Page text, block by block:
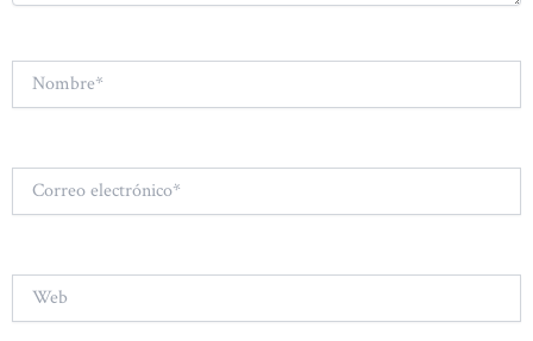
Nombre*
Correo
electrónico*